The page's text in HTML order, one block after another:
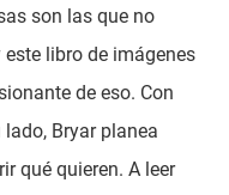
son las que no
libro de imágenes
de eso. Con
Bryar planea
qué quieren. A leer